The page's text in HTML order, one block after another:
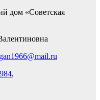
дом «Советская
,